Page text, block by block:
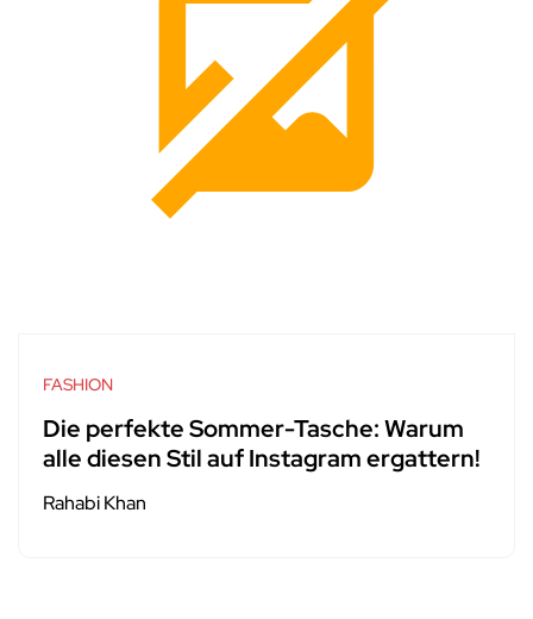
FASHION
Die perfekte Sommer-Tasche: Warum
alle diesen Stil auf Instagram ergattern!
Rahabi Khan